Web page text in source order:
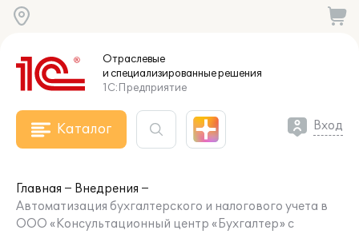
Отраслевые
и специализированныерешения
1С:Предприятие
Каталог Вход
Главная
Внедрения
Автоматизация бухгалтерского и налогового учета в
ООО «Консультационный центр «Бухгалтер» с